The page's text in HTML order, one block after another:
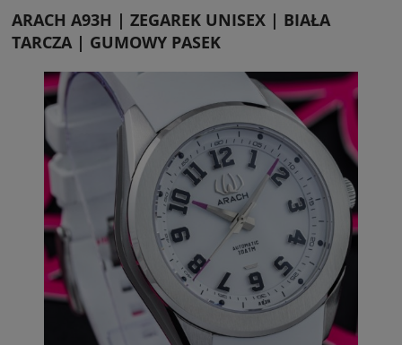
ARACH A93H | ZEGAREK UNISEX | BIAŁA
TARCZA | GUMOWY PASEK